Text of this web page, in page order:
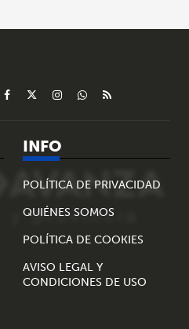
INFO
POLÍTICA DE PRIVACIDAD
QUIÉNES SOMOS
POLÍTICA DE COOKIES
AVISO LEGAL Y
CONDICIONES DE USO